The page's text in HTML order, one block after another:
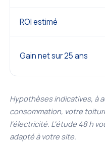
ROI estimé
Gain net sur 25 ans
Hypothèses indicatives, à
consommation, votre
l'électricité. L'étude 48 h
adapté à votre site.